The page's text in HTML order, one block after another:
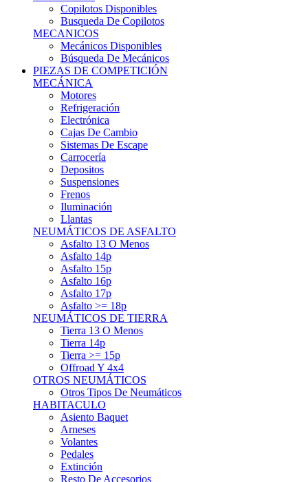
Busqueda De Copilotos
MECANICOS
Mecánicos Disponibles
Búsqueda De Mecánicos
PIEZAS DE COMPETICIÓN
MECÁNICA
Motores
Refrigeración
Electrónica
Cajas De Cambio
Sistemas De Escape
Carrocería
Depositos
Suspensiones
Frenos
Iluminación
Llantas
NEUMÁTICOS DE ASFALTO
Asfalto 13 O Menos
Asfalto 14p
Asfalto 15p
Asfalto 16p
Asfalto 17p
Asfalto >= 18p
NEUMÁTICOS DE TIERRA
Tierra 13 O Menos
Tierra 14p
Tierra >= 15p
Offroad Y 4x4
OTROS NEUMÁTICOS
Otros Tipos De Neumáticos
HABITACULO
Asiento Baquet
Arneses
Volantes
Pedales
Extinción
Resto De Accesorios
EQUIPACIÓN PILOTO/COPILOTO